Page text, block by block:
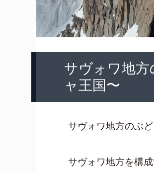
サヴォワ地
ャ王国〜
サヴォワ地方のぶ
サヴォワ地方を構